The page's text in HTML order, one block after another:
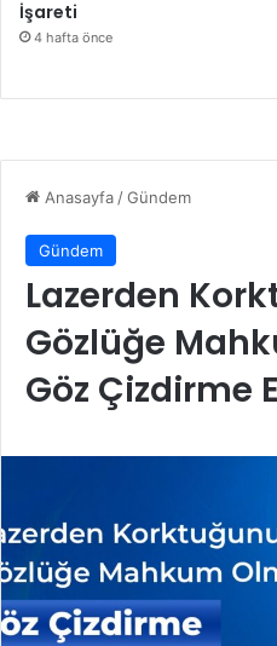
İşareti
4 hafta önce